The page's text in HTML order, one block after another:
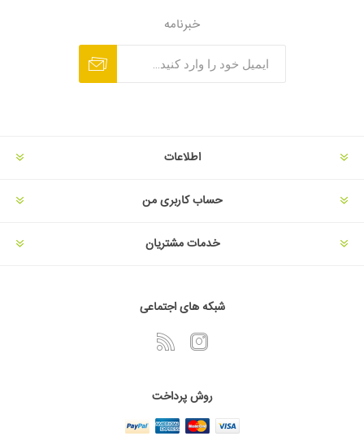
خبرنامه
اطلاعات
حساب کاربری من
خدمات مشتریان
شبکه های اجتماعی
روش پرداخت